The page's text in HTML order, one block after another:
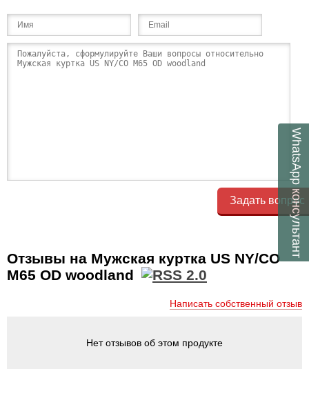
Задать вопрос
Отзывы на Мужская куртка US NY/CO
M65 OD woodland
Написать собственный отзыв
Нет отзывов об этом продукте
WhatsApp
консультант